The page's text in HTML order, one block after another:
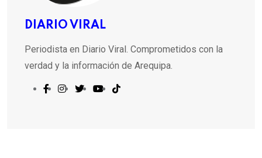
DIARIO VIRAL
Periodista en Diario Viral. Comprometidos con la
verdad y la información de Arequipa.